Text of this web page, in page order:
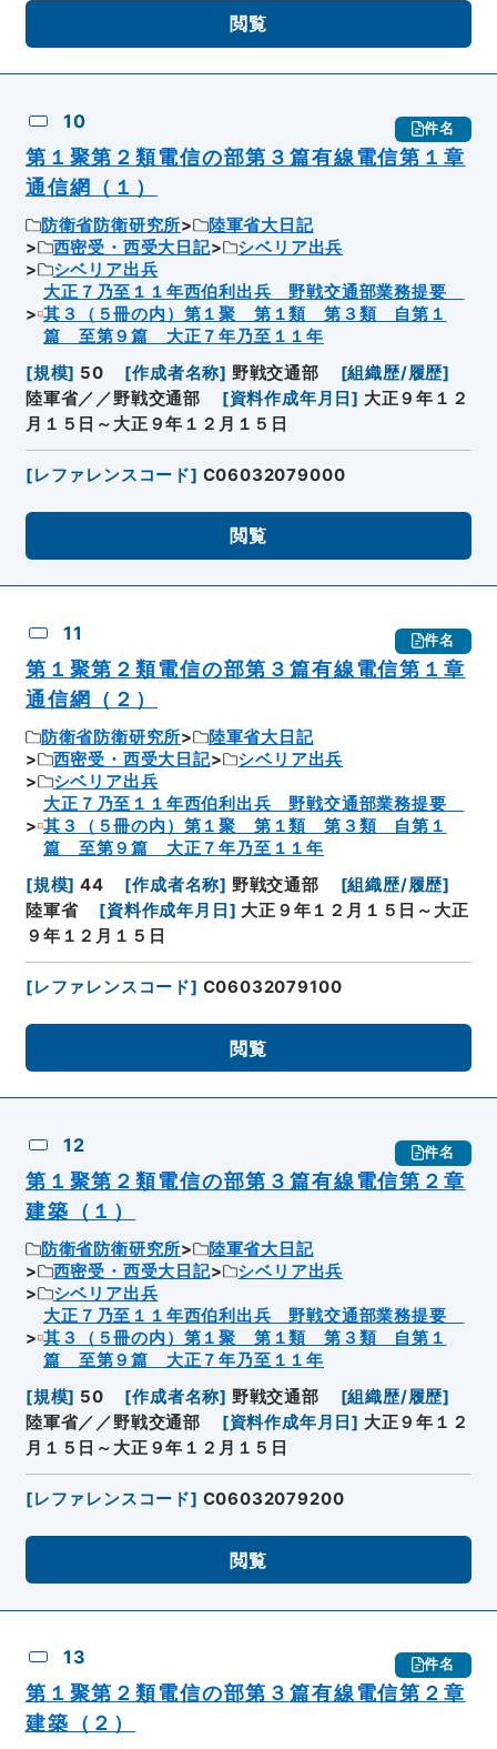
閲覧
10 件名
第１聚第２類電信の部第３篇有線電信第１章
通信網（１）
防衛省防衛研究所
陸軍省大日記
西密受・西受大日記
シベリア出兵
シベリア出兵
大正７乃至１１年西伯利出兵 野戦交通部業務提要
其３（５冊の内）第１聚 第１類 第３類 自第１
篇 至第９篇 大正７年乃至１１年
[規模] 50 [作成者名称] 野戦交通部 [組織歴/履歴]
陸軍省／／野戦交通部
[資料作成年月日] 大正９年１２
月１５日～大正９年１２月１５日
[レファレンスコード] C06032079000
閲覧
11 件名
第１聚第２類電信の部第３篇有線電信第１章
通信網（２）
防衛省防衛研究所
陸軍省大日記
西密受・西受大日記
シベリア出兵
シベリア出兵
大正７乃至１１年西伯利出兵 野戦交通部業務提要
其３（５冊の内）第１聚 第１類 第３類 自第１
篇 至第９篇 大正７年乃至１１年
[規模] 44 [作成者名称] 野戦交通部 [組織歴/履歴]
陸軍省
[資料作成年月日 ] 大正９年１２月１５日～大正
９年１２月１５日
[レファレンスコード] C06032079100
閲覧
12 件名
第１聚第２類電信の部第３篇有線電信第２章
建築（１）
防衛省防衛研究所
陸軍省大日記
西密受・西受大日記
シベリア出兵
シベリア出兵
大正７乃至１１年西伯利出兵 野戦交通部業務提要
其３（５冊の内）第１聚 第１類 第３類 自第１
篇 至第９篇 大正７年乃至１１年
[規模] 50 [作成者名称] 野戦交通部 [組織歴/履歴]
陸軍省／／野戦交通部
[資料作成年月日] 大正９年１２
月１５日～大正９年１２月１５日
[レファレンスコード] C06032079200
閲覧
13 件名
第１聚第２類電信の部第３篇有線電信第２章
建築（２）